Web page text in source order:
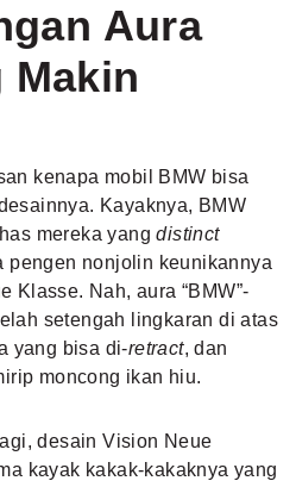
Aura
Makin
kenapa mobil BMW bisa
Kayaknya, BMW
mereka yangdistinct
pengen nonjolin keunikannya
Klasse. Nah, aura “BMW”-
setengah lingkaran di atas
yang bisa di-retract, dan
moncong ikan hiu.
desain Vision Neue
kayak kakak-kakaknya yang